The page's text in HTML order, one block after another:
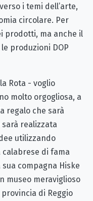
i temi dell’arte,
circolare. Per
prodotti, ma anche il
produzioni DOP
Rota - voglio
molto orgogliosa, a
regalo che sarà
sarà realizzata
utilizzando
calabrese di fama
compagna Hiske
museo meraviglioso
di Reggio